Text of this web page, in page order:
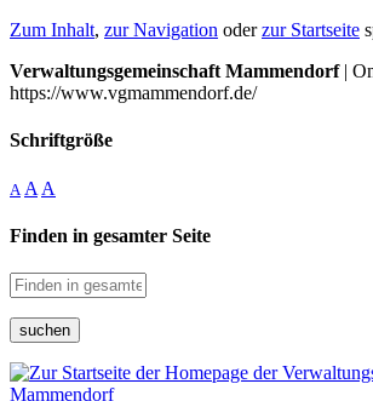
Zum Inhalt, zur Navigation oderzur Startseite
Verwaltungsgemeinschaft Mammendorf|
https://www.vgmammendorf.de/
Schriftgröße
A A A
Finden in gesamter Seite
suchen